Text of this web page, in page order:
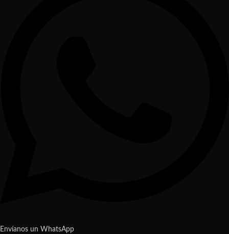
Envíanos un WhatsApp